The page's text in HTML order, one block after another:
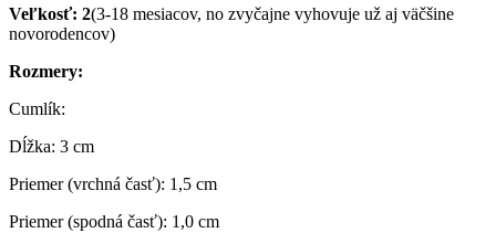
Veľkosť: 2(3-18 mesiacov, no zvyčajne vyhovuje už aj väčšine
novorodencov)
Rozmery:
Cumlík:
Dĺžka: 3 cm
Priemer (vrchná časť): 1,5 cm
Priemer (spodná časť): 1,0 cm